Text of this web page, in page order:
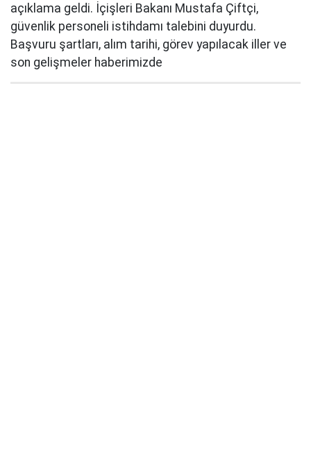
açıklama geldi. İçişleri Bakanı Mustafa Çiftçi,
güvenlik personeli istihdamı talebini duyurdu.
Başvuru şartları, alım tarihi, görev yapılacak iller ve
son gelişmeler haberimizde